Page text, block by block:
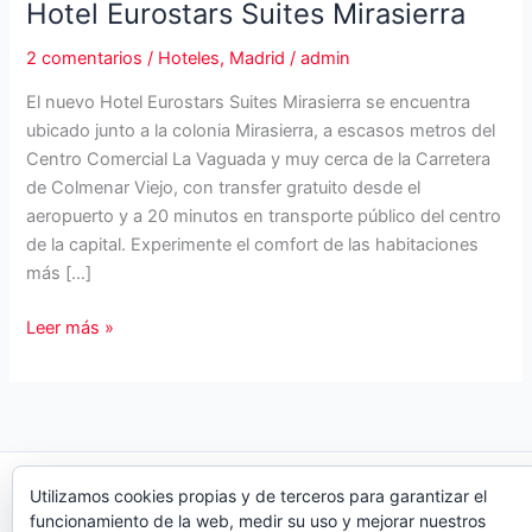
Hotel Eurostars Suites Mirasierra
2 comentarios / Hoteles, Madrid /admin
El nuevo Hotel Eurostars Suites Mirasierra se encuentra
ubicado junto a la colonia Mirasierra, a escasos metros del
Centro Comercial La Vaguada y muy cerca de la Carretera
de Colmenar Viejo, con transfer gratuito desde el
aeropuerto y a 20 minutos en transporte público del centro
de la capital. Experimente el comfort de las habitaciones
más […]
Hotel
Leer más »
Copyright © 2026 Organiza Eventos
Utilizamos cookies propias y de terceros para garantizar el
funcionamiento de la web, medir su uso y mejorar nuestros